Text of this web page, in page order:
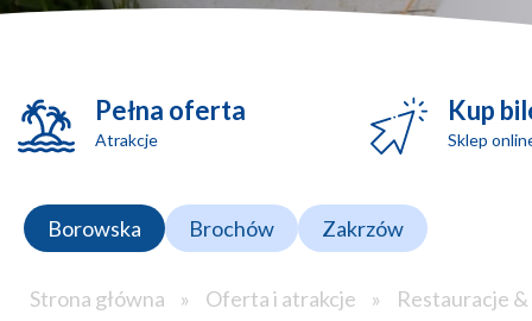
Pełna oferta
Atrakcje
Kup
Sklep
Borowska Brochów Zakrzów
Strona główna » Oferta i atrakcje » Restauracje